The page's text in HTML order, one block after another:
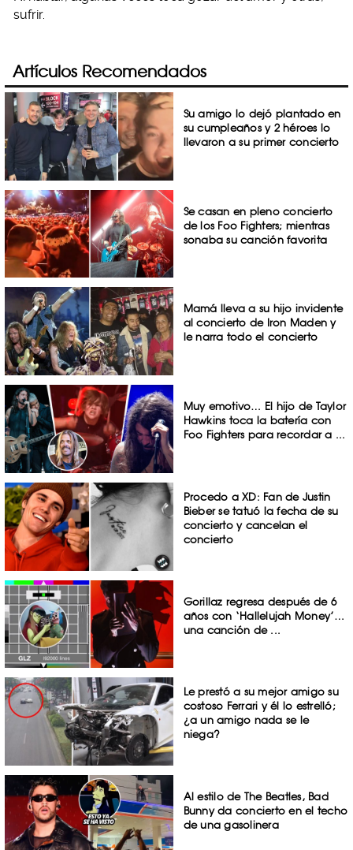
sufrir.
Artículos Recomendados
Su amigo lo dejó plantado en
su cumpleaños y 2 héroes lo
llevaron a su primer concierto
Se casan en pleno concierto
de los Foo Fighters; mientras
sonaba su canción favorita
Mamá lleva a su hijo invidente
al concierto de Iron Maden y
le narra todo el concierto
Muy emotivo… El hijo de Taylor
Hawkins toca la batería con
Foo Fighters para recordar a ...
Procedo a XD: Fan de Justin
Bieber se tatuó la fecha de su
concierto y cancelan el
concierto
Gorillaz regresa después de 6
años con ‘Hallelujah Money’…
una canción de ...
Le prestó a su mejor amigo su
costoso Ferrari y él lo estrelló;
¿a un amigo nada se le
niega?
Al estilo de The Beatles, Bad
Bunny da concierto en el techo
de una gasolinera